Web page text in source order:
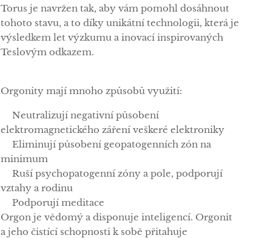
Torus je navržen tak, aby vám pomohl dosáhnout
tohoto stavu, a to díky unikátní technologii, která je
výsledkem let výzkumu a inovací inspirovaných
Teslovým odkazem.
Orgonity mají mnoho způsobů využití:
✅Neutralizují negativní působení
elektromagnetického záření veškeré elektroniky
✅Eliminují působení geopatogenních zón na
minimum
✅Ruší psychopatogenní zóny a pole, podporují
vztahy a rodinu
✅Podporují meditace
Orgon je vědomý a disponuje inteligencí. Orgonit
a jeho čistící schopnosti k sobě přitahuje